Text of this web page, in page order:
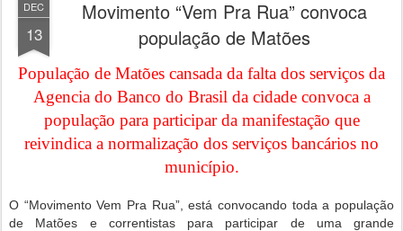
DEC
13
Movimento “Vem Pra Rua” convoca
população de Matões
População de Matões cansada da falta dos serviços da
Agencia do Banco do Brasil da cidade convoca a
população para participar da manifestação que
reivindica a normalização dos serviços bancários no
município.
O “Movimento Vem Pra Rua”, está convocando toda a população
de Matões e correntistas para participar de uma grande